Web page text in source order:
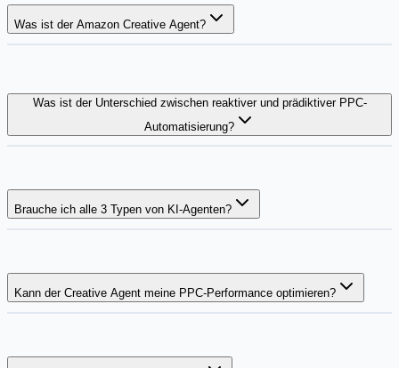
Was ist der Amazon Creative Agent?
Was ist der Unterschied zwischen reaktiver und prädiktiver PPC-
Automatisierung?
Brauche ich alle 3 Typen von KI-Agenten?
Kann der Creative Agent meine PPC-Performance optimieren?